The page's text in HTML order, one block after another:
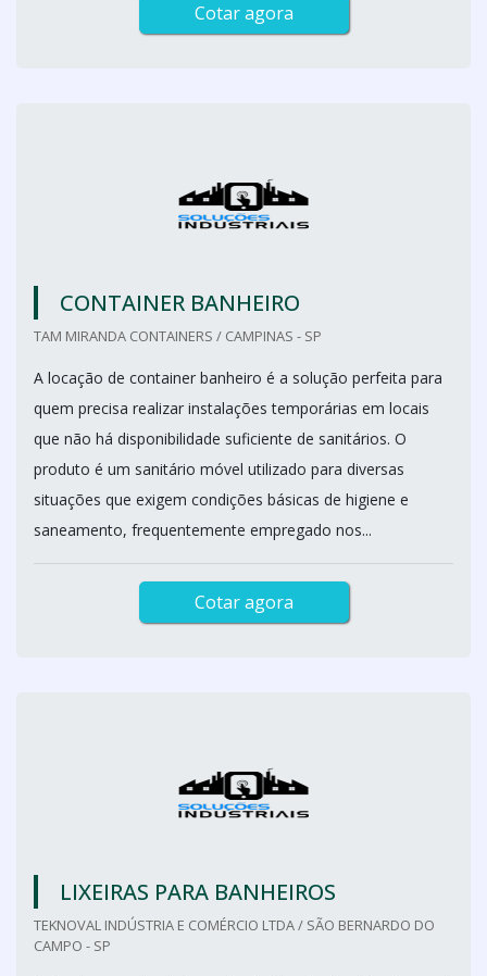
Cotar agora
CONTAINER BANHEIRO
TAM MIRANDA CONTAINERS / CAMPINAS - SP
A locação de container banheiro é a solução perfeita para
quem precisa realizar instalações temporárias em locais
que não há disponibilidade suficiente de sanitários. O
produto é um sanitário móvel utilizado para diversas
situações que exigem condições básicas de higiene e
saneamento, frequentemente empregado nos...
Cotar agora
LIXEIRAS PARA BANHEIROS
TEKNOVAL INDÚSTRIA E COMÉRCIO LTDA / SÃO BERNARDO DO
CAMPO - SP